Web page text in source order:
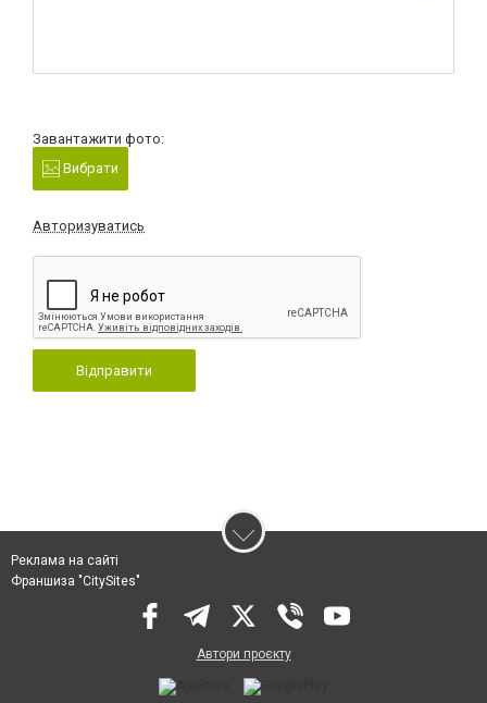
Завантажити фото:
Вибрати
Авторизуватись
Відправити
Реклама на сайті
Франшиза "CitySites"
Автори проєкту